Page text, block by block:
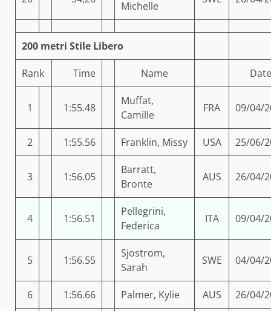
Michelle
200 metri Stile Libero
Rank Time Name Date
1 1:55.48
Muffat,
Camille
FRA 09/04/
2 1:55.56 Franklin, Missy USA 25/06/
3 1:56.05
Barratt,
Bronte
AUS 26/04/
4 1:56.51
Pellegrini,
Federica
ITA 09/04/
5 1:56.55
Sjostrom,
Sarah
SWE 04/04/
6 1:56.66 Palmer, Kylie AUS 26/04/